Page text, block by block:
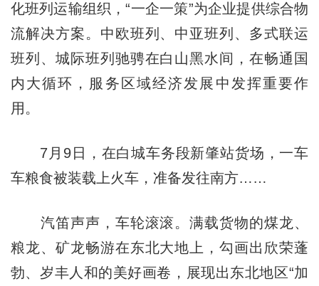
化班列运输组织，“一企一策”为企业提供综合物
流解决方案。中欧班列、中亚班列、多式联运
班列、城际班列驰骋在白山黑水间，在畅通国
内大循环，服务区域经济发展中发挥重要作
用。
7月9日，在白城车务段新肇站货场，一车
车粮食被装载上火车，准备发往南方……
汽笛声声，车轮滚滚。满载货物的煤龙、
粮龙、矿龙畅游在东北大地上，勾画出欣荣蓬
勃、岁丰人和的美好画卷，展现出东北地区“加